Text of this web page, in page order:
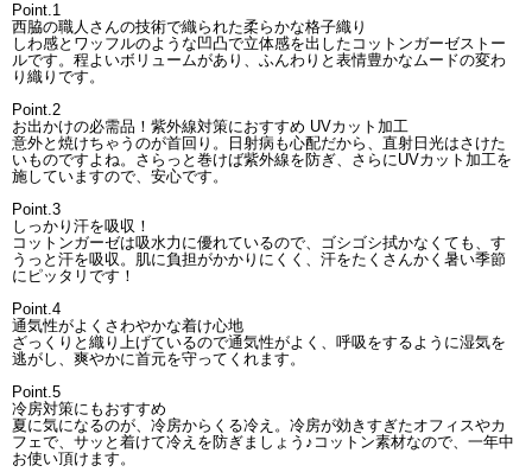
Point.1
西脇の職人さんの技術で織られた柔らかな格子織り
しわ感とワッフルのような凹凸で立体感を出したコットンガーゼストー
ルです。程よいボリュームがあり、ふんわりと表情豊かなムードの変わ
り織りです。
Point.2
お出かけの必需品！紫外線対策におすすめ UVカット加工
意外と焼けちゃうのが首回り。日射病も心配だから、直射日光はさけた
いものですよね。さらっと巻けば紫外線を防ぎ、さらにUVカット加工を
施していますので、安心です。
Point.3
しっかり汗を吸収！
コットンガーゼは吸水力に優れているので、ゴシゴシ拭かなくても、す
うっと汗を吸収。肌に負担がかかりにくく、汗をたくさんかく暑い季節
にピッタリです！
Point.4
通気性がよくさわやかな着け心地
ざっくりと織り上げているので通気性がよく、呼吸をするように湿気を
逃がし、爽やかに首元を守ってくれます。
Point.5
冷房対策にもおすすめ
夏に気になるのが、冷房からくる冷え。冷房が効きすぎたオフィスやカ
フェで、サッと着けて冷えを防ぎましょう♪コットン素材なので、一年中
お使い頂けます。